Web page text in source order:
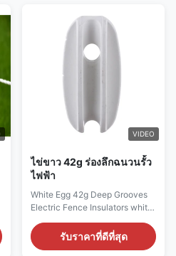
covered. These waterproof
insulators are perfect for use in
harsh environments where
water repellency ...
VIDEO
ไข่ขาว 42g ร่องลึกฉนวนรั้ว
ไฟฟ้า
White Egg 42g Deep Grooves
Electric Fence Insulators white
egg deep grooves End Strain
Insulator color customized
10mm wire running through for
รับราคาที่ดีที่สุด